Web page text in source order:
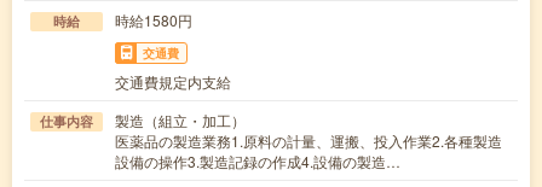
時給 時給1580円
交通費
交通費規定内支給
仕事内容
製造（組立・加工）
医薬品の製造業務1.原料の計量、運搬、投入作業2.各種製造
設備の操作3.製造記録の作成4.設備の製造…